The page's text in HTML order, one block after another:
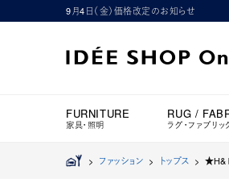
9月4日（金）価格改定のお知らせ
FURNITURE
家具・照明
RUG /
ラグ・ファブリッ
> ファッション > トップス > ★H&